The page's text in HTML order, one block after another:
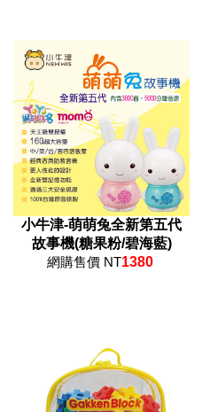
小牛津-萌萌兔全新第五代
故事機(糖果粉/碧海藍)
網購售價 NT1380